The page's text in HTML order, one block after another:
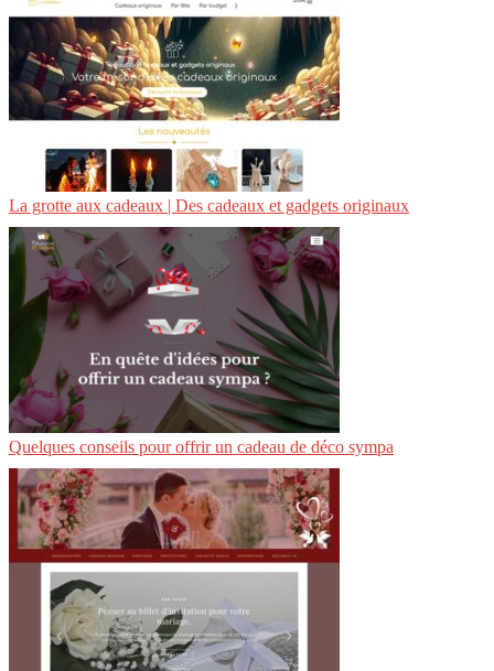
La grotte aux cadeaux | Des cadeaux et gadgets originaux
Quelques conseils pour offrir un cadeau de déco sympa